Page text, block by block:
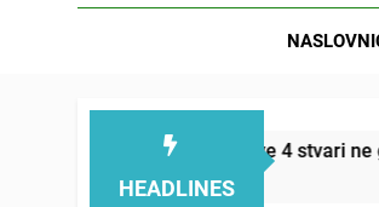
HEADLINES
– ove 4 stvari ne govori ni rodu